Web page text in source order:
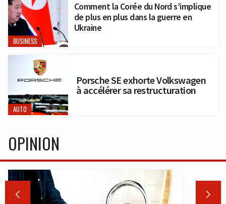
BUSINESS
Comment la Corée du Nord s’implique
de plus en plus dans la guerre en
Ukraine
AUTO
Porsche SE exhorte Volkswagen
à accélérer sa restructuration
OPINION
 